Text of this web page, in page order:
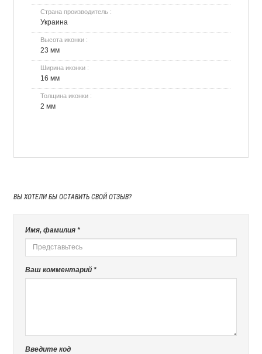
Страна производитель :
Украина
Высота иконки :
23 мм
Ширина иконки :
16 мм
Толщина иконки :
2 мм
ВЫ ХОТЕЛИ БЫ ОСТАВИТЬ СВОЙ ОТЗЫВ?
Имя, фамилия *
Ваш комментарий *
Введите код